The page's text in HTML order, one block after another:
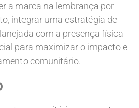
a marca na lembrança por
integrar uma estratégia de
com a presença física
para maximizar o impacto e
comunitário.